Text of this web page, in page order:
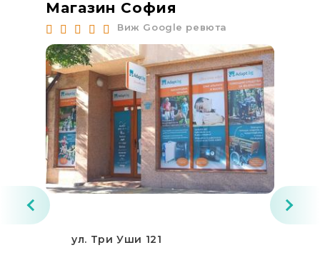
Магазин София
Виж Google ревюта
ул. Три Уши 121